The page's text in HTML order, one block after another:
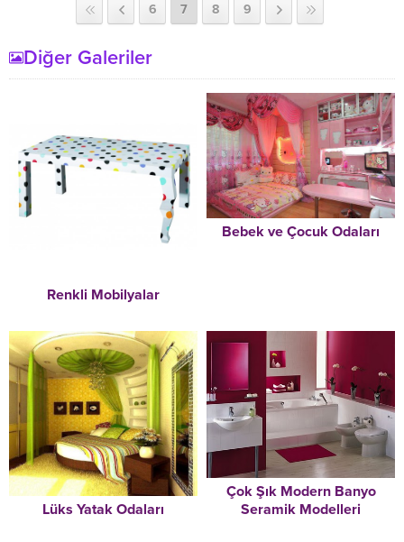
6 7 8 9
Diğer Galeriler
Renkli Mobilyalar
Bebek ve Çocuk Odaları
Lüks Yatak Odaları
Çok Şık Modern Banyo
Seramik Modelleri